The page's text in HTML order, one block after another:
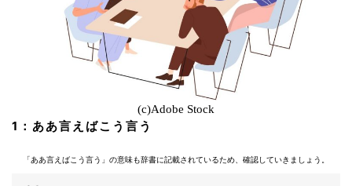
(c)Adobe Stock
1：ああ言えばこう言う
「ああ言えばこう言う」の意味も辞書に記載されているため、確認していきましょう。